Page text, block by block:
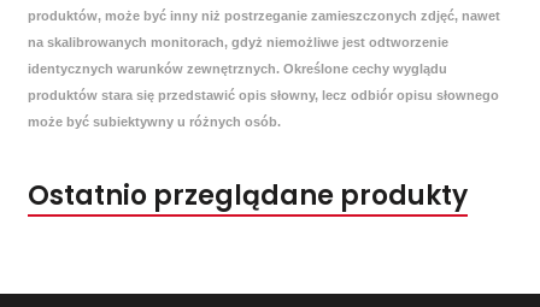
produktów, może być inny niż postrzeganie zamieszczonych zdjęć, nawet
na skalibrowanych monitorach, gdyż niemożliwe jest odtworzenie
identycznych warunków zewnętrznych. Określone cechy wyglądu
produktów stara się przedstawić opis słowny, lecz odbiór opisu słownego
może być subiektywny u różnych osób.
Ostatnio przeglądane produkty